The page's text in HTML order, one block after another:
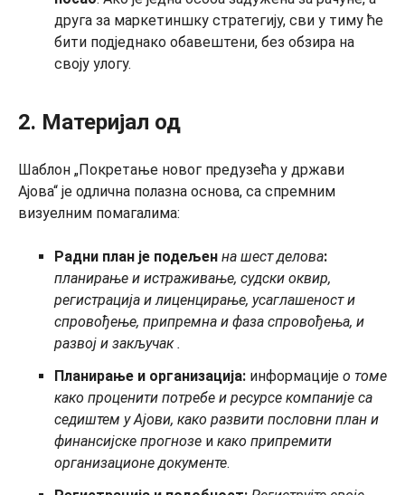
друга за маркетиншку стратегију, сви у тиму ће
бити подједнако обавештени, без обзира на
своју улогу.
2. Материјал од
Шаблон „Покретање новог предузећа у држави
Ајова“ је одлична полазна основа, са спремним
визуелним помагалима:
Радни план је подељен на шест делова:
планирање и истраживање, судски оквир,
регистрација и лиценцирање, усаглашеност и
спровођење, припремна и фаза спровођења, и
развој и закључак .
Планирање и организација: информације о томе
како проценити потребе и ресурсе компаније са
седиштем у Ајови, како развити пословни план и
финансијске прогнозе и како припремити
организационе документе.